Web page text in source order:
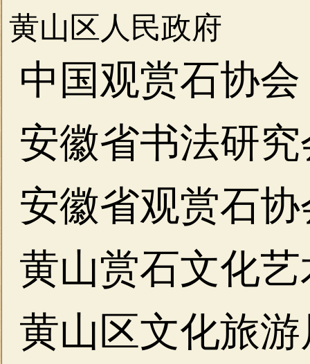
黄山区人民政府
中国观赏石协会
安徽省书法研究
安徽省观赏石协
黄山赏石文化
黄山区文化旅游